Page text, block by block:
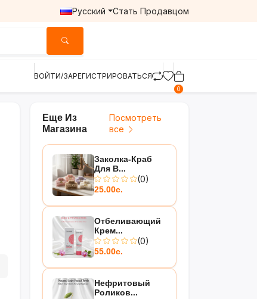
Русский Стать Продавцом
ВОЙТИ/ЗАРЕГИСТРИРОВАТЬСЯ
0
Еще Из
Магазина
Посмотреть
все
Заколка-Краб
Для В...
(0)
25.00с.
Отбеливающий
Крем...
(0)
55.00с.
Нефритовый
Роликов...